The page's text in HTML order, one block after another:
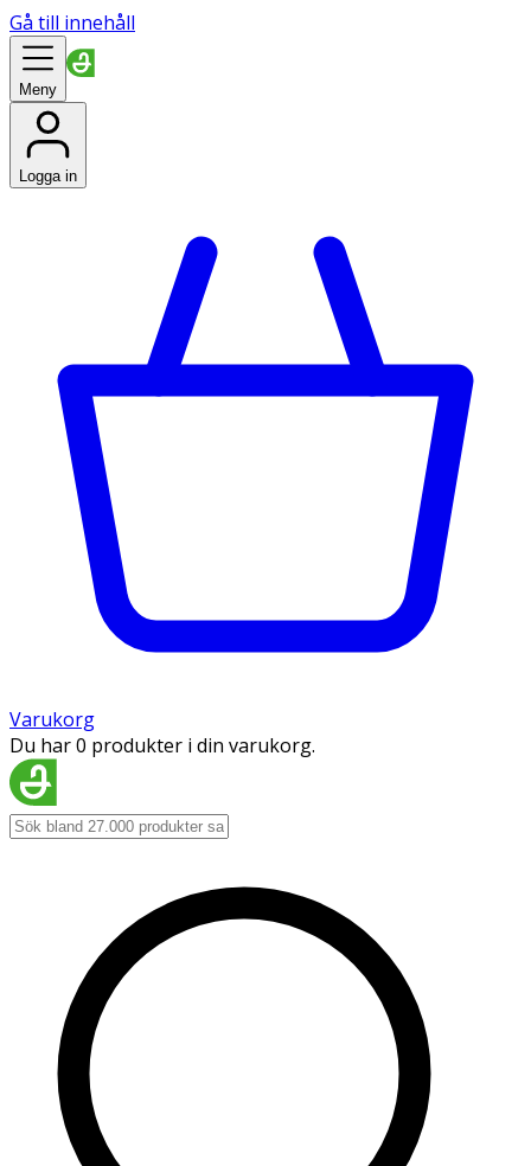
Gå till innehåll
Meny
Logga in
Varukorg
Du har 0 produkter i din varukorg.